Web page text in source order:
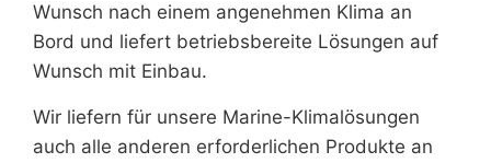
Wunsch nach einem angenehmen Klima an
Bord und liefert betriebsbereite Lösungen auf
Wunsch mit Einbau.
Wir liefern für unsere Marine-Klimalösungen
auch alle anderen erforderlichen Produkte an